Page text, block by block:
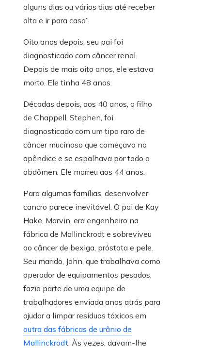
alguns dias ou vários dias até receber
alta e ir para casa”.
Oito anos depois, seu pai foi
diagnosticado com câncer renal.
Depois de mais oito anos, ele estava
morto. Ele tinha 48 anos.
Décadas depois, aos 40 anos, o filho
de Chappell, Stephen, foi
diagnosticado com um tipo raro de
câncer mucinoso que começava no
apêndice e se espalhava por todo o
abdômen. Ele morreu aos 44 anos.
Para algumas famílias, desenvolver
cancro parece inevitável. O pai de Kay
Hake, Marvin, era engenheiro na
fábrica de Mallinckrodt e sobreviveu
ao câncer de bexiga, próstata e pele.
Seu marido, John, que trabalhava como
operador de equipamentos pesados,
fazia parte de uma equipe de
trabalhadores enviada anos atrás para
ajudar a limpar resíduos tóxicos em
outra das fábricas de urânio de
Mallinckrodt . Às vezes, davam-lhe